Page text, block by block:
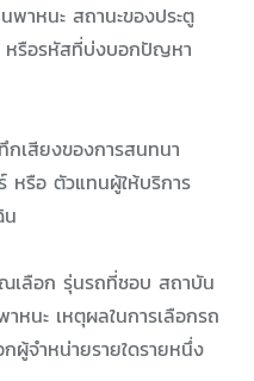
พาหนะ สถานะของประตู
หรือรหัสที่บ่งบอกปัญหา
เสียงของการสนทนา
หรือ ตัวแทนผู้ให้บริการ
น
เลือก รุ่นรถที่ชอบ สถาบัน
หนะ เหตุผลในการเลือกรถ
ผู้จำหน่ายรายใดรายหนึ่ง